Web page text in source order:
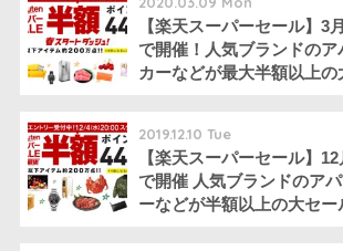
【楽天スーパーセール】3
で開催！人気ブランドのア
カーなどが最大半額以上の
2019.12.10 Tue
【楽天スーパーセール】
で開催 人気ブランドのア
ーなどが半額以上の大セー